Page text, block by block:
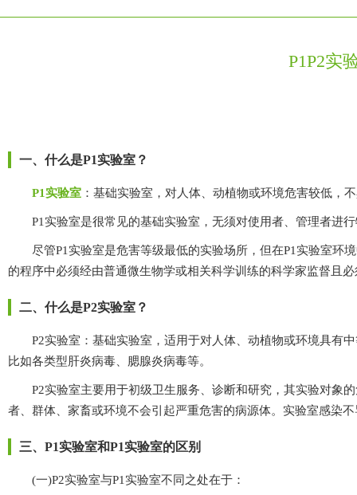
P1P2实
一、什么是P1实验室？
P1实验室 ：基础实验室，对人体、动植物或环境危害较低
P1实验室是很常见的基础实验室，无须对使用者、管理者进行特
尽管P1实验室是危害等级最低的实验场所，但在P1实验室环
的程序中必须经由普通微生物学或相关科学训练的科学家监督且必
二、什么是P2实验室？
P2实验室：基础实验室，适用于对人体、动植物或环境具有
比如各类型肝炎病毒、腮腺炎病毒等。
P2实验室主要用于初级卫生服务、诊断和研究，其实验对象
者、群体、家畜或环境不会引起严重危害的病源体。实验室感
三、P1实验室和P1实验室的区别
(一)P2实验室与P1实验室不同之处在于：